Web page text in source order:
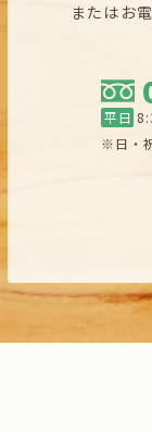
またはお
平日
※日・